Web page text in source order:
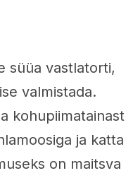
süüa vastlatorti,
valmistada.
kohupiimatainast
ja katta
on maitsva